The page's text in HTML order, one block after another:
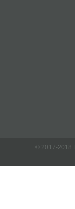
© 2017-2018